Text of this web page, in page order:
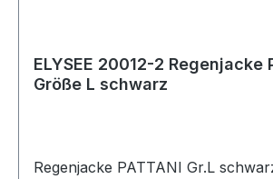
ELYSEE 20012-2 Regenjacke
Größe L schwarz
Regenjacke PATTANI Gr.L